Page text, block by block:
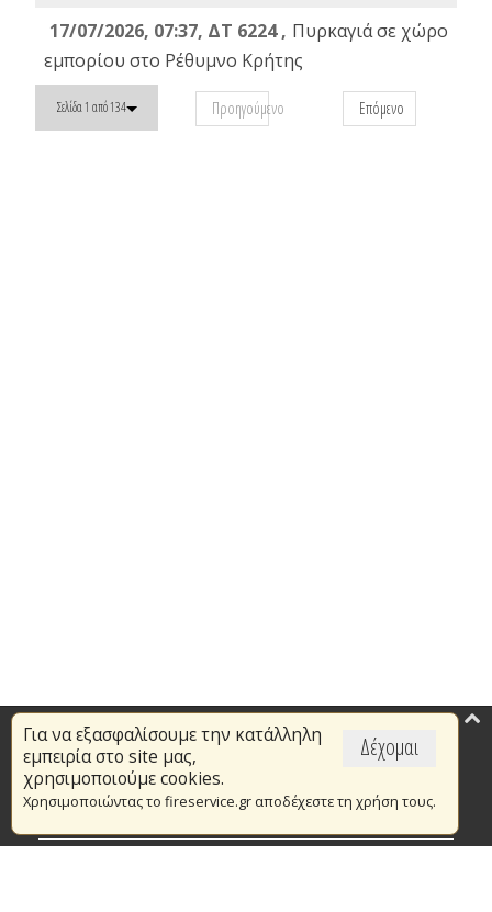
17/07/2026, 07:37, ΔΤ 6224 , Πυρκαγιά σε χώρο
εμπορίου στο Ρέθυμνο Κρήτης
Σελίδα 1 από 134 Προηγούμενο Επόμενο
Δέχομαι
Για να εξασφαλίσουμε την κατάλληλη
εμπειρία στο site μας,
χρησιμοποιούμε cookies.
Χρησιμοποιώντας το fireservice.gr αποδέχεστε τη χρήση τους.
Επικαιρότητα
Το Πυροσβεστικό Σώμα